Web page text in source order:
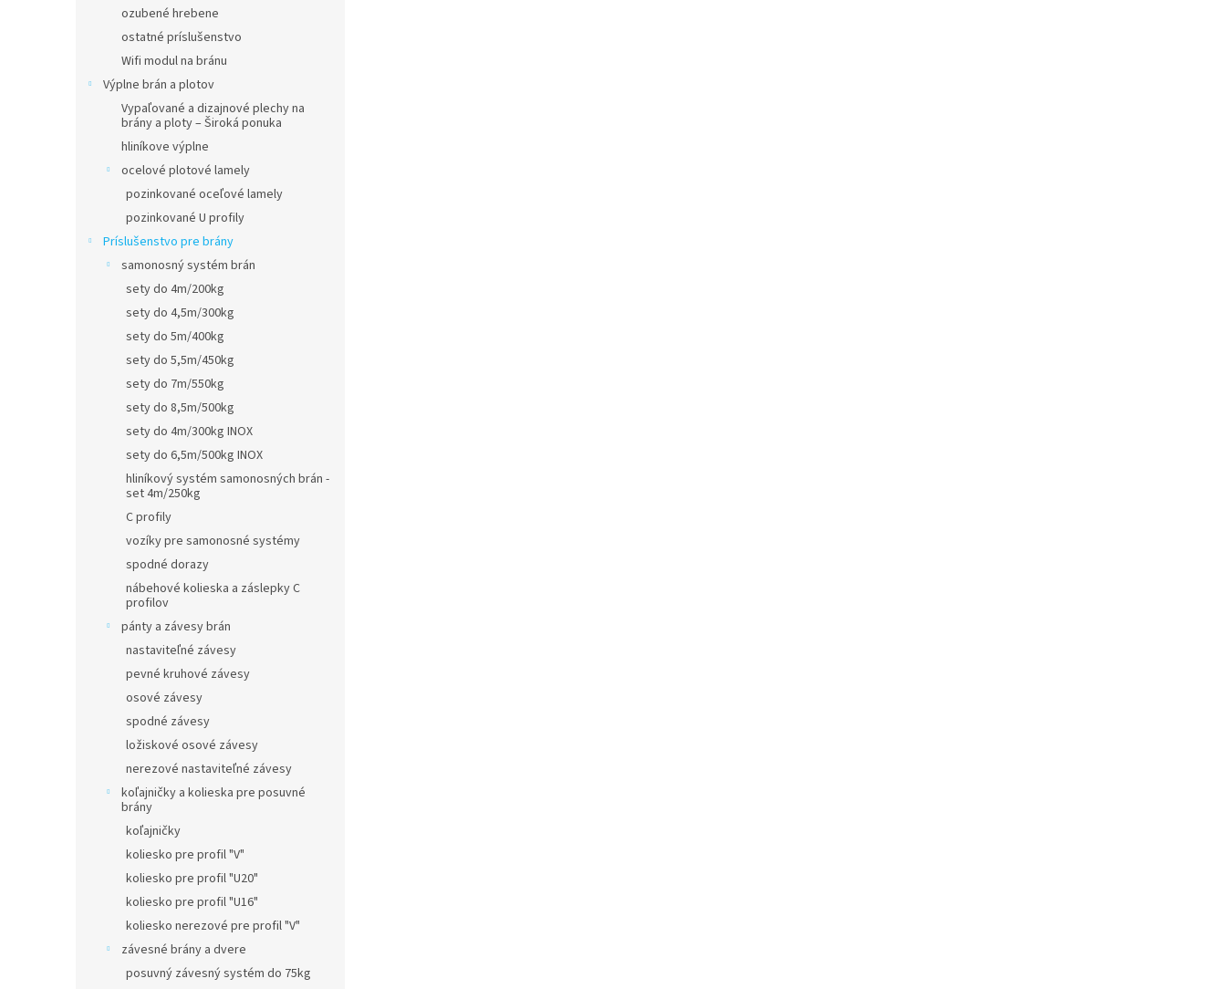
ozubené hrebene
ostatné príslušenstvo
Wifi modul na bránu
Výplne brán a plotov
Vypaľované a dizajnové plechy na
brány a ploty – Široká ponuka
hliníkove výplne
ocelové plotové lamely
pozinkované oceľové lamely
pozinkované U profily
Príslušenstvo pre brány
samonosný systém brán
sety do 4m/200kg
sety do 4,5m/300kg
sety do 5m/400kg
sety do 5,5m/450kg
sety do 7m/550kg
sety do 8,5m/500kg
sety do 4m/300kg INOX
sety do 6,5m/500kg INOX
hliníkový systém samonosných brán -
set 4m/250kg
C profily
vozíky pre samonosné systémy
spodné dorazy
nábehové kolieska a záslepky C
profilov
pánty a závesy brán
nastaviteľné závesy
pevné kruhové závesy
osové závesy
spodné závesy
ložiskové osové závesy
nerezové nastaviteľné závesy
koľajničky a kolieska pre posuvné
brány
koľajničky
koliesko pre profil "V"
koliesko pre profil "U20"
koliesko pre profil "U16"
koliesko nerezové pre profil "V"
závesné brány a dvere
posuvný závesný systém do 75kg